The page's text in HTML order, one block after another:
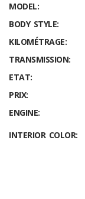
MODEL:
BODY STYLE:
KILOMÉTRAGE:
TRANSMISSION:
ETAT:
PRIX:
ENGINE:
INTERIOR COLOR: